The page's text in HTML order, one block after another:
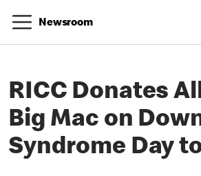
Newsroom
RICC Donates
Big Mac on
Syndrome Day